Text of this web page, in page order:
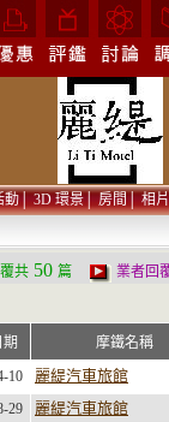
動│3D 環景│房間│相片
共50 篇
業者回
期 摩鐵名稱
10 麗緹汽車旅館
29 麗緹汽車旅館